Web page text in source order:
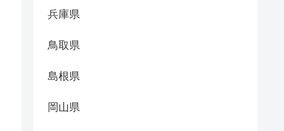
兵庫県
鳥取県
島根県
岡山県